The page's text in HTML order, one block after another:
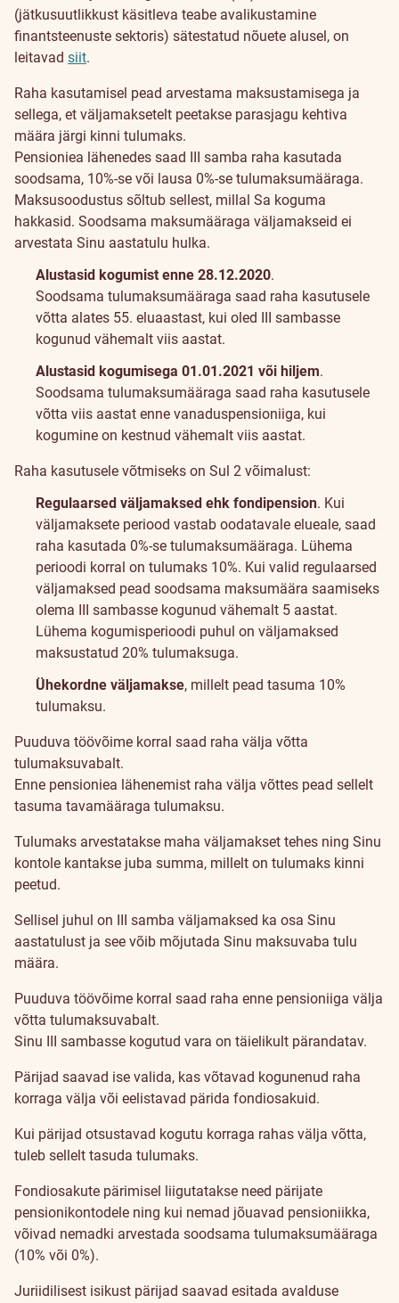
(jätkusuutlikkust käsitleva teabe avalikustamine
finantsteenuste sektoris) sätestatud nõuete alusel, on
leitavad siit.
Väljamaksed
III
sambast
Raha kasutamisel pead arvestama maksustamisega ja
sellega, et väljamaksetelt peetakse parasjagu kehtiva
määra järgi kinni tulumaks.
Pensioniea lähenedes saad III samba raha kasutada
soodsama, 10%-se või lausa 0%-se tulumaksumääraga.
Maksusoodustus sõltub sellest, millal Sa koguma
hakkasid. Soodsama maksumääraga väljamakseid ei
arvestata Sinu aastatulu hulka.
Alustasid kogumist enne 28.12.2020.
Soodsama tulumaksumääraga saad raha kasutusele
võtta alates 55. eluaastast, kui oled III sambasse
kogunud vähemalt viis aastat.
Alustasid kogumisega 01.01.2021 või hiljem.
Soodsama tulumaksumääraga saad raha kasutusele
võtta viis aastat enne vanaduspensioniiga, kui
kogumine on kestnud vähemalt viis aastat.
Raha kasutusele võtmiseks on Sul 2 võimalust:
Regulaarsed väljamaksed ehk fondipension. Kui
väljamaksete periood vastab oodatavale elueale, saad
raha kasutada 0%-se tulumaksumääraga. Lühema
perioodi korral on tulumaks 10%. Kui valid regulaarsed
väljamaksed pead soodsama maksumäära saamiseks
olema III sambasse kogunud vähemalt 5 aastat.
Lühema kogumisperioodi puhul on väljamaksed
maksustatud 20% tulumaksuga.
Ühekordne väljamakse, millelt pead tasuma 10%
tulumaksu.
Puuduva töövõime korral saad raha välja võtta
tulumaksuvabalt.
Enne pensioniea lähenemist raha välja võttes pead sellelt
tasuma tavamääraga tulumaksu.
Tulumaks arvestatakse maha väljamakset tehes ning Sinu
kontole kantakse juba summa, millelt on tulumaks kinni
peetud.
Sellisel juhul on III samba väljamaksed ka osa Sinu
aastatulust ja see võib mõjutada Sinu maksuvaba tulu
määra.
Puuduva töövõime korral saad raha enne pensioniiga välja
võtta tulumaksuvabalt.
Sinu III sambasse kogutud vara on täielikult pärandatav.
Pärijad saavad ise valida, kas võtavad kogunenud raha
korraga välja või eelistavad pärida fondiosakuid.
Kui pärijad otsustavad kogutu korraga rahas välja võtta,
tuleb sellelt tasuda tulumaks.
Fondiosakute pärimisel liigutatakse need pärijate
pensionikontodele ning kui nemad jõuavad pensioniikka,
võivad nemadki arvestada soodsama tulumaksumääraga
(10% või 0%).
Juriidilisest isikust pärijad saavad esitada avalduse